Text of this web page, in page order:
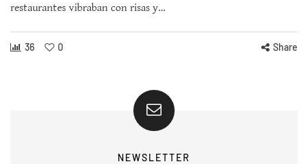
restaurantes vibraban con risas y…
36 0 Share
NEWSLETTER